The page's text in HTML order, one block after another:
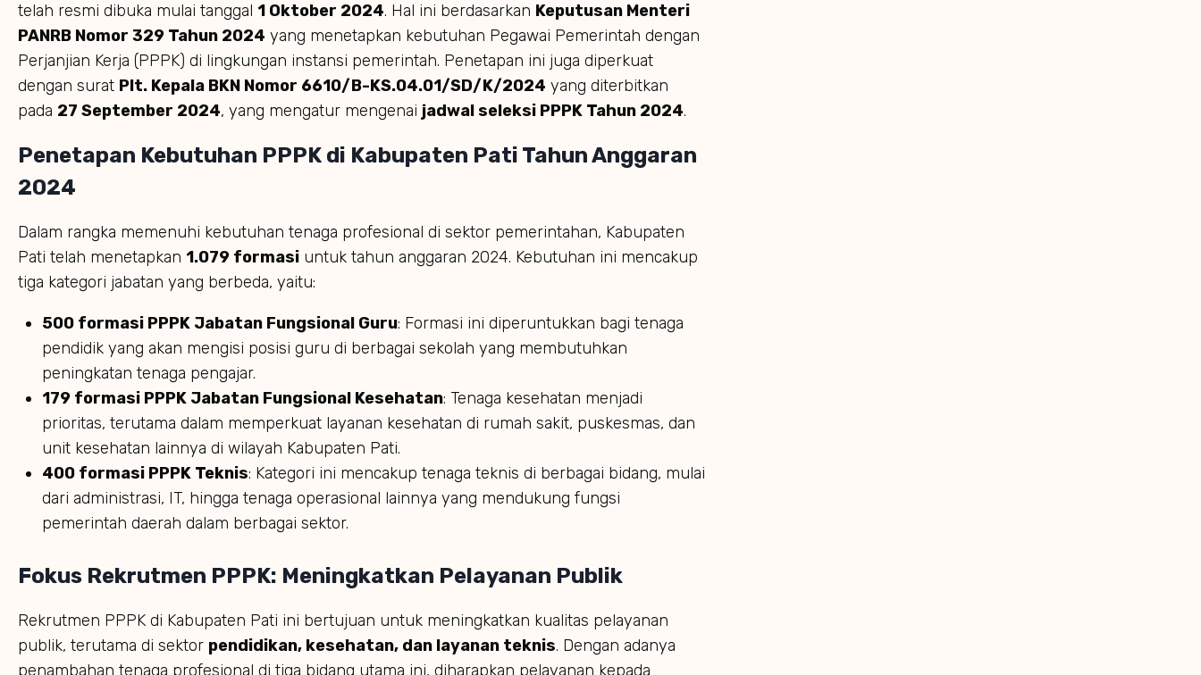
telah resmi dibuka mulai tanggal 1 Oktober 2024. Hal ini berdasarkan Keputusan Menteri
PANRB Nomor 329 Tahun 2024 yang menetapkan kebutuhan Pegawai Pemerintah dengan
Perjanjian Kerja (PPPK) di lingkungan instansi pemerintah. Penetapan ini juga diperkuat
dengan surat Plt. Kepala BKN Nomor 6610/B-KS.04.01/SD/K/2024 yang diterbitkan
pada 27 September 2024, yang mengatur mengenai jadwal seleksi PPPK Tahun 2024.
Penetapan Kebutuhan PPPK di Kabupaten Pati Tahun Anggaran
2024
Dalam rangka memenuhi kebutuhan tenaga profesional di sektor pemerintahan, Kabupaten
Pati telah menetapkan 1.079 formasi untuk tahun anggaran 2024. Kebutuhan ini mencakup
tiga kategori jabatan yang berbeda, yaitu:
500 formasi PPPK Jabatan Fungsional Guru: Formasi ini diperuntukkan bagi tenaga
pendidik yang akan mengisi posisi guru di berbagai sekolah yang membutuhkan
peningkatan tenaga pengajar.
179 formasi PPPK Jabatan Fungsional Kesehatan: Tenaga kesehatan menjadi
prioritas, terutama dalam memperkuat layanan kesehatan di rumah sakit, puskesmas, dan
unit kesehatan lainnya di wilayah Kabupaten Pati.
400 formasi PPPK Teknis: Kategori ini mencakup tenaga teknis di berbagai bidang, mulai
dari administrasi, IT, hingga tenaga operasional lainnya yang mendukung fungsi
pemerintah daerah dalam berbagai sektor.
Fokus Rekrutmen PPPK: Meningkatkan Pelayanan Publik
Rekrutmen PPPK di Kabupaten Pati ini bertujuan untuk meningkatkan kualitas pelayanan
publik, terutama di sektor pendidikan, kesehatan, dan layanan teknis. Dengan adanya
penambahan tenaga profesional di tiga bidang utama ini, diharapkan pelayanan kepada